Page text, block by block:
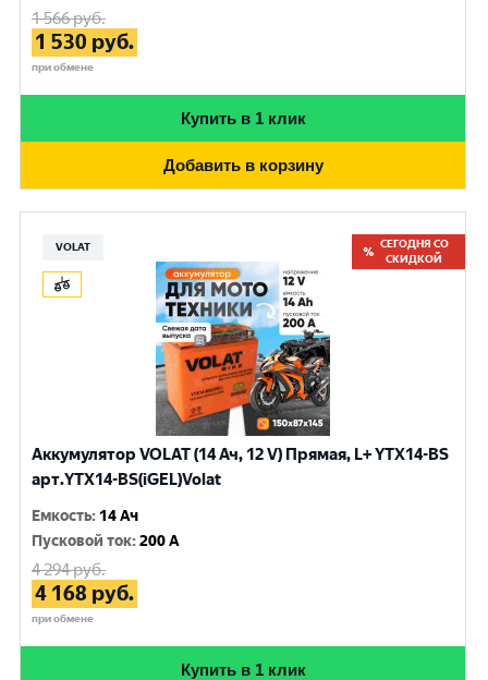
1 566руб.
1 530 руб.
при обмене
Купить в 1 клик
Добавить в корзину
VOLAT
СЕГОДНЯ СО
СКИДКОЙ
Аккумулятор VOLAT (14 Ач, 12 V) Прямая, L+ YTX14-BS
арт.YTX14-BS(iGEL)Volat
Емкость: 14 Ач
Пусковой ток:200 A
4 294руб.
4 168 руб.
при обмене
Купить в 1 клик